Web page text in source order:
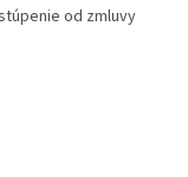
od zmluvy